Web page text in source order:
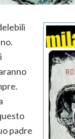
padre